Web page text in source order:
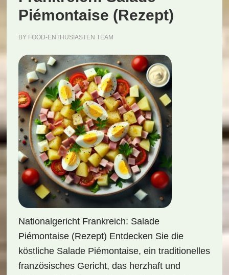
Piémontaise (Rezept)
BY FOOD-ENTHUSIASTEN TEAM
Nationalgericht Frankreich: Salade
Piémontaise (Rezept) Entdecken Sie die
köstliche Salade Piémontaise, ein traditionelles
französisches Gericht, das herzhaft und